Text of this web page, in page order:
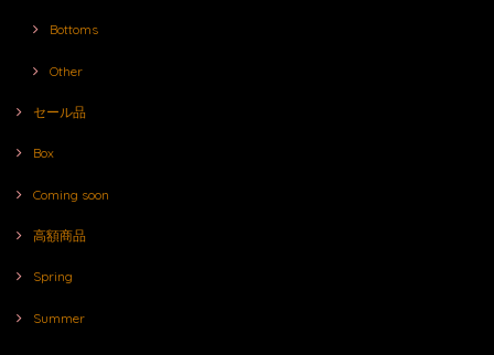
Bottoms
Other
セール品
Box
Coming soon
高額商品
Spring
Summer